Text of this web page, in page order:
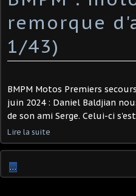
remorque
1/43)
BMPM Motos Premiers
juin 2024 : Daniel Baldjian
de son ami Serge. Celui-ci
Lire la suite
…